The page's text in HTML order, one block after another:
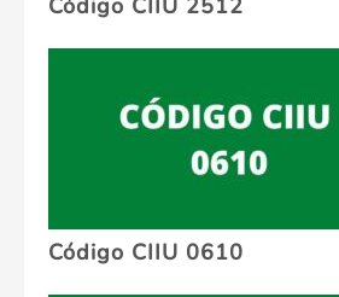
Código CIIU 2512
Código CIIU 0610